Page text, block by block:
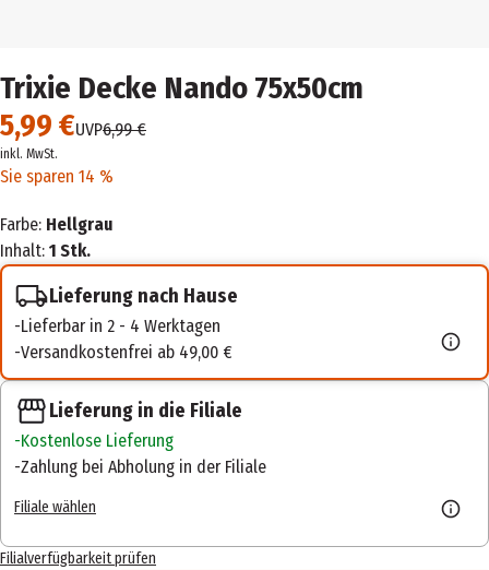
Trixie Decke Nando 75x50cm
5,99 €UVP6,99 €
inkl. MwSt.
Sie sparen 14 %
Farbe: Hellgrau
Inhalt: 1 Stk.
Lieferung nach Hause
Lieferbar in 2 - 4 Werktagen
Versandkostenfrei ab 49,00 €
Lieferung in die Filiale
Kostenlose Lieferung
Zahlung bei Abholung in der Filiale
Filiale wählen
Filialverfügbarkeit prüfen